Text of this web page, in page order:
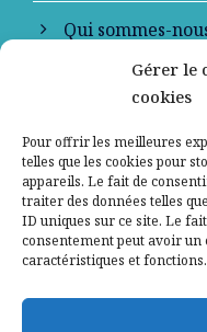
Gérer le
cookies
Pour offrir les meilleures
telles que les cookies pour
appareils. Le fait de
traiter des données telles
ID uniques sur ce site. Le
consentement peut avoir
caractéristiques et fonctions.
Qui sommes-
Contactez-nous
Mentions légales
Politique de